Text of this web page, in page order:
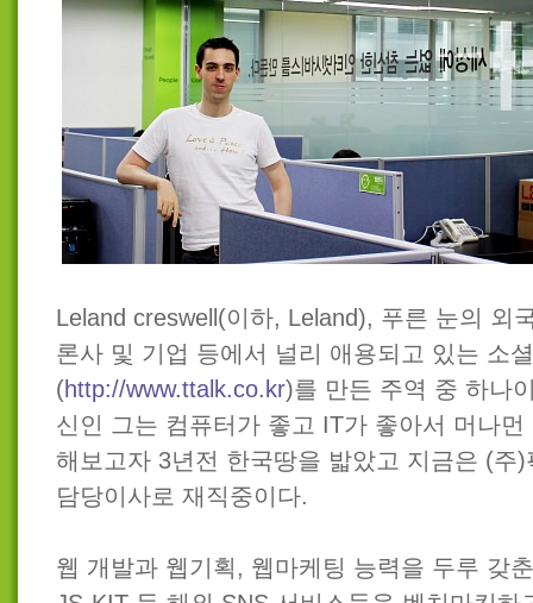
Leland creswell(이하, Leland), 푸른 눈의 외
론사 및 기업 등에서 널리 애용되고 있는 소
(http://www.ttalk.co.kr)를 만든 주역 중 하나
신인 그는 컴퓨터가 좋고 IT가 좋아서 머나
해보고자 3년전 한국땅을 밟았고 지금은 (주
담당이사로 재직중이다.
웹 개발과 웹기획, 웹마케팅 능력을 두루 갖